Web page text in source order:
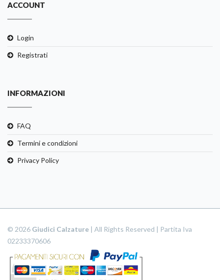
ACCOUNT
Login
Registrati
INFORMAZIONI
FAQ
Termini e condizioni
Privacy Policy
© 2026 Giudici Calzature | All Rights Reserved | Partita Iva
02233370606